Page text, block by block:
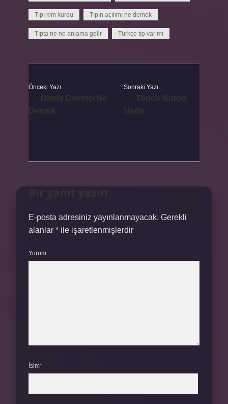
Tıpı kim kurdu Tıpın açılımı ne demek
Tıpta ne ne anlama gelir Türkçe tıp var mı
Önceki Yazı Sonraki Yazı
E-posta adresiniz yayınlanmayacak. Gerekli
alanlar * ile işaretlenmişlerdir
Yorum
İsim*